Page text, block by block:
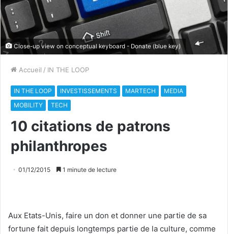
Close-up view on conceptual keyboard - Donate (blue key)
Accueil / IN THE LOOP
IN THE LOOP INVESTISSEMENTS MARTECH
MEDIA
MOBILITY
TECH
10 citations de patrons
philanthropes
01/12/2015 1 minute de lecture
Aux Etats-Unis, faire un don et donner une partie de sa
fortune fait depuis longtemps partie de la culture, comme